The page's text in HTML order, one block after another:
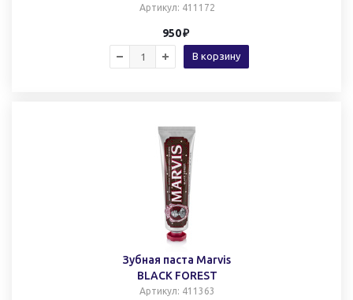
Артикул: 411172
950
В корзину
Зубная паста Marvis
BLACK FOREST
Артикул: 411363